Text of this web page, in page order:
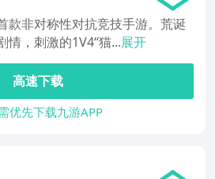
款非对称性对抗竞技手游。荒诞
情，刺激的1V4“猫...展开
高速下载
优先下载九游APP